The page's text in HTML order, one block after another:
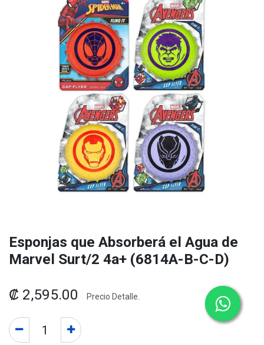
Esponjas que Absorberá el Agua de
Marvel Surt/2 4a+ (6814A-B-C-D)
₡ 2,595.00 Precio Detalle.